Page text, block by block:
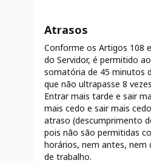
Atrasos
Conforme os Artigos 108
do Servidor, é permitido
somatória de 45 minutos
que não ultrapasse 8
Entrar mais tarde e sair
mais cedo e sair mais
atraso (descumprimento
pois não são permitidas
horários, nem antes, nem
de trabalho.